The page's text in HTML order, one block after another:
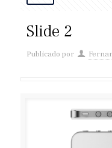
Slide 2
Publicado por